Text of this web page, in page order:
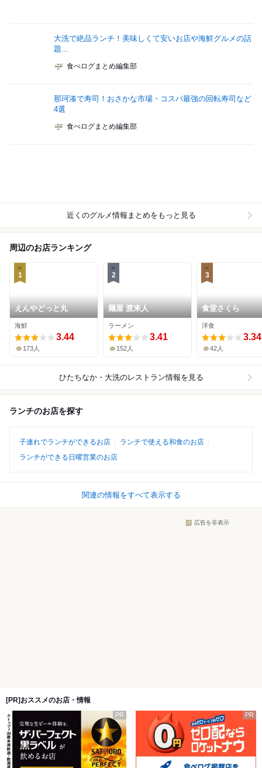
大洗で絶品ランチ！美味しくて安いお店や海鮮グルメの話
題...
食べログまとめ編集部
那珂湊で寿司！おさかな市場・コスパ最強の回転寿司など
4選
食べログまとめ編集部
近くのグルメ情報まとめをもっと見る
周辺のお店ランキング
1
えんやどっと丸
海鮮
3.44
173人
2
麺屋 渡来人
ラーメン
3.41
152人
3
食堂さくら
洋食
3.34
42人
ひたちなか・大洗のレストラン情報を見る
ランチのお店を探す
子連れでランチができるお店
ランチで使える和食のお店
ランチができる日曜営業のお店
関連の情報をすべて表示する
広告を非表示
[PR]おススメのお店・情報
PR PR